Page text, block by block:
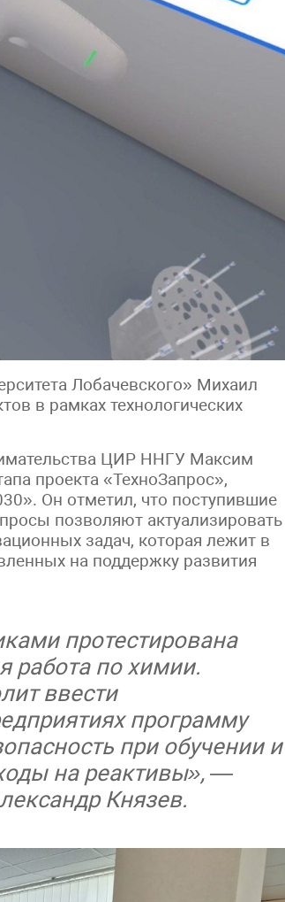
Лобачевского» Михаил
в рамках технологических
ЦИР ННГУ Максим
проекта «ТехноЗапрос»,
Он отметил, что поступившие
позволяют актуализировать
задач, которая лежит в
на поддержку развития
протестирована
работа по химии.
ввести
программу
при обучении и
на реактивы», —
Князев.